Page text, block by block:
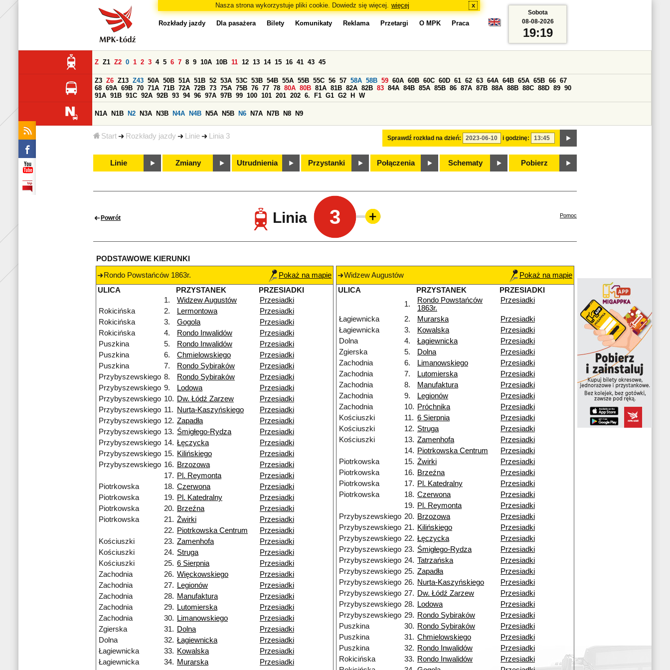
Nasza strona wykorzystuje pliki cookie. Dowiedz się więcej. więcej x
Start Rozkłady jazdy Linie Linia 3
Rozkłady jazdy Dla pasażera Bilety Komunikaty Reklama Przetargi O MPK Praca
Sprawdź rozkład na dzień: i godzinę:
Z Z1 Z2 0 1 2 3 4 5 6 7 8 9 10A 10B 11 12 13 14 15 16 41 43 45
Z3 Z6 Z13 Z43 50A 50B 51A 51B 52 53A 53C 53B 54B 55A 55B 55C 56 57 58A 58B 59 60A 60B 60C 60D 61 62 63 64A 64B 65A 65B 66 67
68 69A 69B 70 71A 71B 72A 72B 73 75A 75B 76 77 78 80A 80B 81A 81B 82A 82B 83 84A 84B 85A 85B 86 87A 87B 88A 88B 88C 88D 89 90
91A 91B 91C 92A 92B 93 94 96 97A 97B 99 100 101 201 202 6. F1 G1 G2 H W
N1A N1B N2 N3A N3B N4A N4B N5A N5B N6 N7A N7B N8 N9
Linie Zmiany Utrudnienia Przystanki Połączenia Schematy Pobierz
Sobota
08-08-2026
19:19
Powrót Linia 3 Pomoc
PODSTAWOWE KIERUNKI
Rondo Powstańców 1863r.
Pokaż na mapie
ULICA
PRZYSTANEK
PRZESIADKI
1.
Widzew Augustów
Przesiadki
Rokicińska
2. Lermontowa
Przesiadki
Rokicińska
3. Gogola
Przesiadki
Rokicińska
4. Rondo Inwalidów
Przesiadki
Puszkina
5. Rondo Inwalidów
Przesiadki
Puszkina
6. Chmielowskiego
Przesiadki
Puszkina
7. Rondo Sybiraków
Przesiadki
Przybyszewskiego 8. Rondo Sybiraków
Przesiadki
Przybyszewskiego 9. Lodowa
Przesiadki
Przybyszewskiego 10. Dw. Łódź Zarzew
Przesiadki
Przybyszewskiego 11. Nurta-Kaszyńskiego
Przesiadki
Przybyszewskiego 12. Zapadła
Przesiadki
Przybyszewskiego 13. Śmigłego-Rydza
Przesiadki
Przybyszewskiego 14. Łęczycka
Przesiadki
Przybyszewskiego 15. Kilińskiego
Przesiadki
Przybyszewskiego 16. Brzozowa
Przesiadki
17. Pl. Reymonta
Przesiadki
Piotrkowska
18. Czerwona
Przesiadki
Piotrkowska
19. Pl. Katedralny
Przesiadki
Piotrkowska
20. Brzeźna
Przesiadki
Piotrkowska
21. Żwirki
Przesiadki
22. Piotrkowska Centrum
Przesiadki
Kościuszki
23. Zamenhofa
Przesiadki
Kościuszki
24. Struga
Przesiadki
Kościuszki
25. 6 Sierpnia
Przesiadki
Zachodnia
26. Więckowskiego
Przesiadki
Zachodnia
27. Legionów
Przesiadki
Zachodnia
28. Manufaktura
Przesiadki
Zachodnia
29. Lutomierska
Przesiadki
Zachodnia
30. Limanowskiego
Przesiadki
Zgierska
31. Dolna
Przesiadki
Dolna
32. Łagiewnicka
Przesiadki
Łagiewnicka
33. Kowalska
Przesiadki
Łagiewnicka
34. Murarska
Przesiadki
Widzew Augustów
Pokaż na mapie
ULICA
PRZYSTANEK
PRZESIADKI
1.
Rondo Powstańców
1863r.
Przesiadki
Łagiewnicka 2. Murarska
Przesiadki
Łagiewnicka
3. Kowalska
Przesiadki
Dolna
4. Łagiewnicka
Przesiadki
Zgierska
5. Dolna
Przesiadki
Zachodnia
6. Limanowskiego
Przesiadki
Zachodnia
7. Lutomierska
Przesiadki
Zachodnia
8. Manufaktura
Przesiadki
Zachodnia
9. Legionów
Przesiadki
Zachodnia
10. Próchnika
Przesiadki
Kościuszki
11. 6 Sierpnia
Przesiadki
Kościuszki
12. Struga
Przesiadki
Kościuszki
13. Zamenhofa
Przesiadki
14. Piotrkowska Centrum
Przesiadki
Piotrkowska
15. Żwirki
Przesiadki
Piotrkowska
16. Brzeźna
Przesiadki
Piotrkowska
17. Pl. Katedralny
Przesiadki
Piotrkowska
18. Czerwona
Przesiadki
19. Pl. Reymonta
Przesiadki
Przybyszewskiego 20. Brzozowa
Przesiadki
Przybyszewskiego 21. Kilińskiego
Przesiadki
Przybyszewskiego 22. Łęczycka
Przesiadki
Przybyszewskiego 23. Śmigłego-Rydza
Przesiadki
Przybyszewskiego 24. Tatrzańska
Przesiadki
Przybyszewskiego 25. Zapadła
Przesiadki
Przybyszewskiego 26. Nurta-Kaszyńskiego
Przesiadki
Przybyszewskiego 27. Dw. Łódź Zarzew
Przesiadki
Przybyszewskiego 28. Lodowa
Przesiadki
Przybyszewskiego 29. Rondo Sybiraków
Przesiadki
Puszkina
30. Rondo Sybiraków
Przesiadki
Puszkina
31. Chmielowskiego
Przesiadki
Puszkina
32. Rondo Inwalidów
Przesiadki
Rokicińska
33. Rondo Inwalidów
Przesiadki